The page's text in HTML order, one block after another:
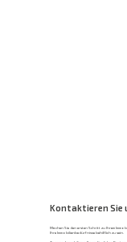
Kontaktieren Sie
Machen Sie den ersten Schritt zu Ihrem
Ihre Immobilienbedürfnisse behilflich zu sein.